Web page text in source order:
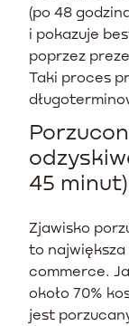
(po 48
i pokazuje
poprzez
Taki proces
45 minut)
Zjawisko
to największa
commerce.
około 70%
jest